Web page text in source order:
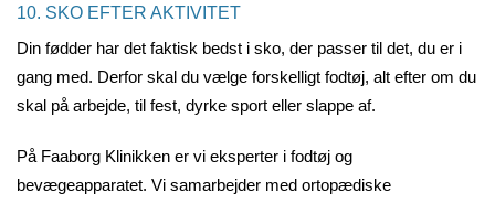
10. SKO EFTER AKTIVITET
Din fødder har det faktisk bedst i sko, der passer til det, du er i
gang med. Derfor skal du vælge forskelligt fodtøj, alt efter om du
skal på arbejde, til fest, dyrke sport eller slappe af.
På Faaborg Klinikken er vi eksperter i fodtøj og
bevægeapparatet. Vi samarbejder med ortopædiske